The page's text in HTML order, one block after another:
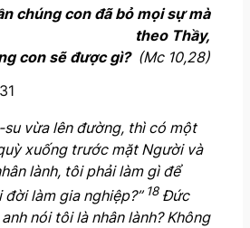
chúng con đã bỏ mọi sự mà
theo Thầy,
con sẽ được gì? (Mc 10,28)
vừa lên đường, thì có một
xuống trước mặt Người và
lành, tôi phải làm gì để
làm gia nghiệp?” 18Đức
nói tôi là nhân lành? Không